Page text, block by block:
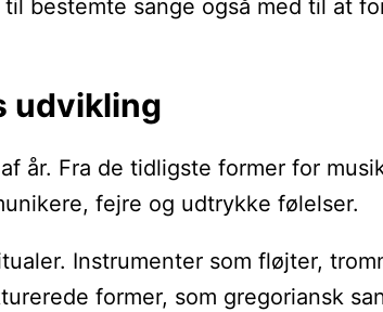
bestemte sange også med til
udvikling
år. Fra de tidligste former for
fejre og udtrykke følelser.
Instrumenter som fløjter,
former, som gregoriansk